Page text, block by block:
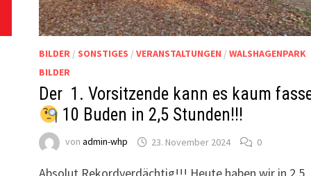
BILDER/ SONSTIGES / VERANSTALTUNGEN / WALSHAGENPARK
BILDER
Der 1. Vorsitzende kann es kaum
10 Buden in 2,5 Stunden!!!
von admin-whp 23. November 2024 0